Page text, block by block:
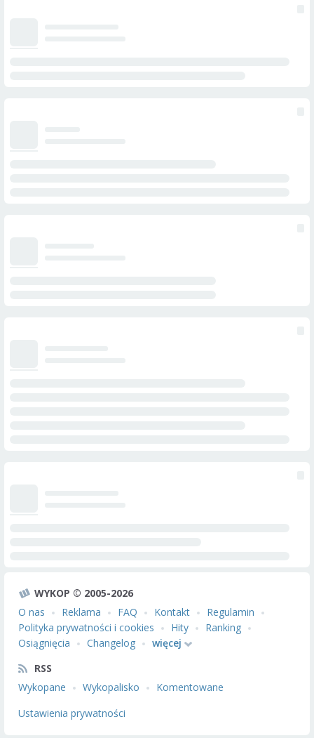
WYKOP © 2005-2026
O nas
Reklama FAQ Kontakt
Regulamin
Polityka prywatności i cookies
Hity
Ranking
Osiągnięcia
Changelog
więcej
RSS
Wykopane
Wykopalisko
Komentowane
Ustawienia prywatności